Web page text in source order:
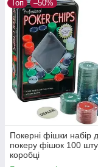
Топ –50%
Покерні фішки набір
покеру фішок 100
коробці